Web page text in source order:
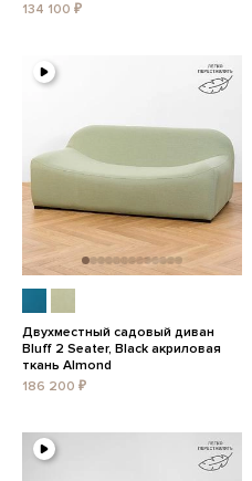
134 100 ₽
Двухместный садовый диван
Bluff 2 Seater, Black акриловая
ткань Almond
186 200 ₽